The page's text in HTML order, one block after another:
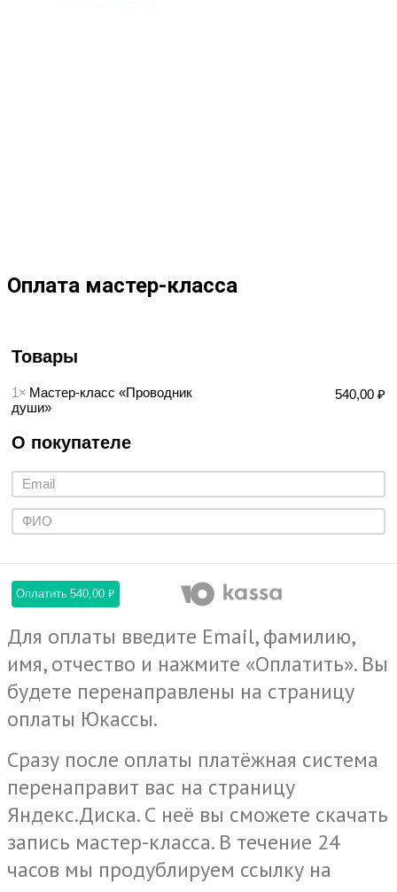
Оплата мастер-класса
Товары
1× Мастер-класс «Проводник
души»
540,00 ₽
О покупателе
Оплатить 540,00 ₽
Для оплаты введите Email, фамилию,
имя, отчество и нажмите «Оплатить». Вы
будете перенаправлены на страницу
оплаты Юкассы.
Сразу после оплаты платёжная система
перенаправит вас на страницу
Яндекс.Диска. С неё вы сможете скачать
запись мастер-класса. В течение 24
часов мы продублируем ссылку на